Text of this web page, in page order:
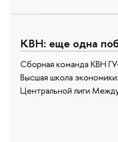
КВН: еще одна
Сборная команда КВН
Высшая школа
Центральной лиги